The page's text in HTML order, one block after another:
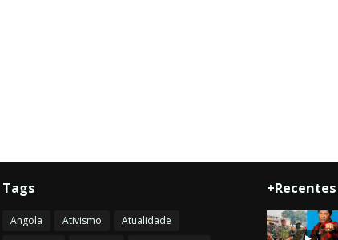
Tags
Angola Ativismo
Atualidade
+Recentes